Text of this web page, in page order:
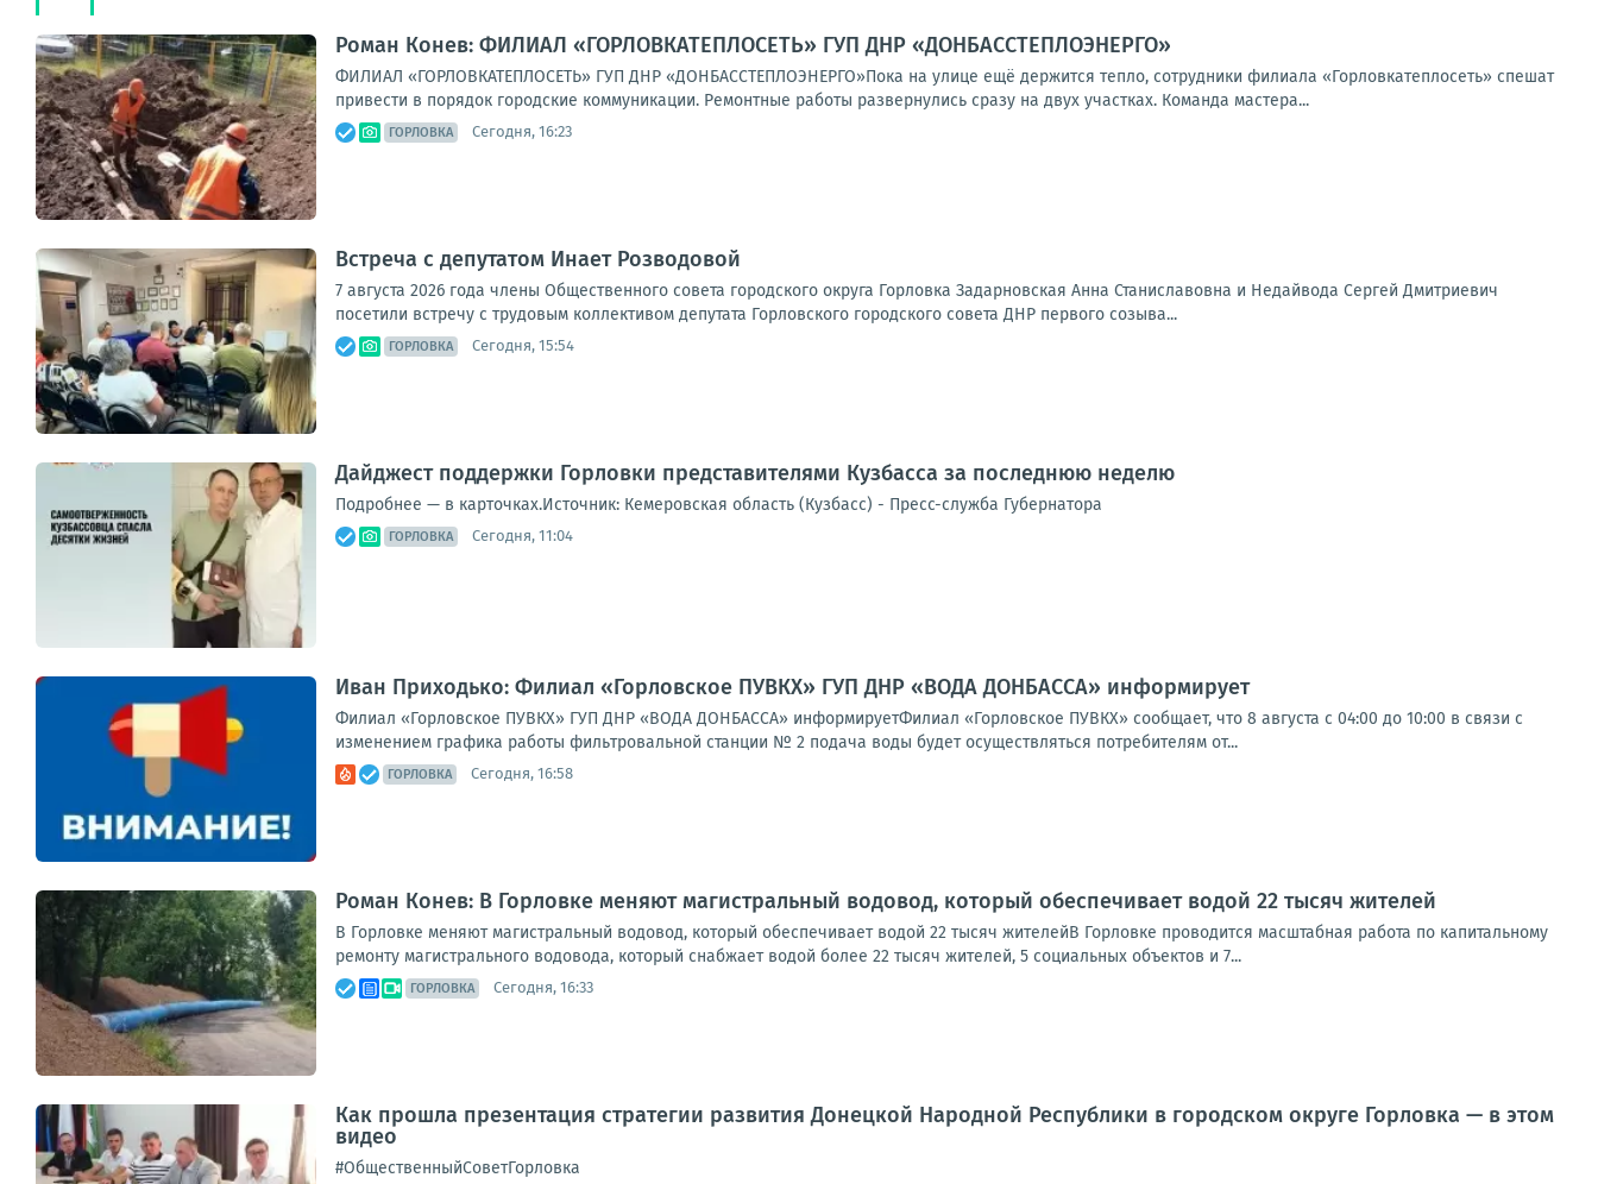
Роман Конев: ФИЛИАЛ «ГОРЛОВКАТЕПЛОСЕТЬ» ГУП ДНР «ДОНБАССТЕПЛОЭНЕРГО»
ФИЛИАЛ «ГОРЛОВКАТЕПЛОСЕТЬ» ГУП ДНР «ДОНБАССТЕПЛОЭНЕРГО»Пока на улице ещё держится тепло, сотрудники филиала «Горловкатеплосеть» спешат
привести в порядок городские коммуникации. Ремонтные работы развернулись сразу на двух участках. Команда мастера...
ГОРЛОВКА Сегодня, 16:23
Встреча с депутатом Инает Розводовой
7 августа 2026 года члены Общественного совета городского округа Горловка Задарновская Анна Станиславовна и Недайвода Сергей Дмитриевич
посетили встречу с трудовым коллективом депутата Горловского городского совета ДНР первого созыва...
ГОРЛОВКА Сегодня, 15:54
Дайджест поддержки Горловки представителями Кузбасса за последнюю неделю
Подробнее — в карточках.Источник: Кемеровская область (Кузбасс) - Пресс-служба Губернатора
ГОРЛОВКА Сегодня, 11:04
Иван Приходько: Филиал «Горловское ПУВКХ» ГУП ДНР «ВОДА ДОНБАССА» информирует
Филиал «Горловское ПУВКХ» ГУП ДНР «ВОДА ДОНБАССА» информируетФилиал «Горловское ПУВКХ» сообщает, что 8 августа с 04:00 до 10:00 в связи с
изменением графика работы фильтровальной станции № 2 подача воды будет осуществляться потребителям от...
ГОРЛОВКА Сегодня, 16:58
Роман Конев: В Горловке меняют магистральный водовод, который обеспечивает водой 22 тысяч жителей
В Горловке меняют магистральный водовод, который обеспечивает водой 22 тысяч жителейВ Горловке проводится масштабная работа по капитальному
ремонту магистрального водовода, который снабжает водой более 22 тысяч жителей, 5 социальных объектов и 7...
ГОРЛОВКА Сегодня, 16:33
Как прошла презентация стратегии развития Донецкой Народной Республики в городском округе Горловка — в этом
видео
#ОбщественныйСоветГорловка